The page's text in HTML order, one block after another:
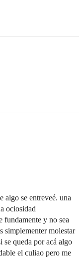
algo se entreveé. una
ociosidad
fundamente y no sea
simplementer molestar
se queda por acá algo
el culiao pero me